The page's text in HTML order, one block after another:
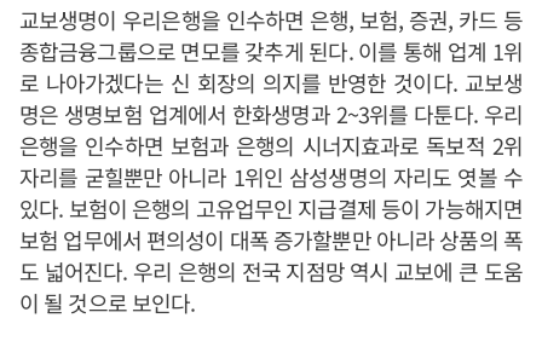
교보생명이 우리은행을 인수하면 은행, 보험, 증권, 카드 등
종합금융그룹으로 면모를 갖추게 된다. 이를 통해 업계 1위
로 나아가겠다는 신 회장의 의지를 반영한 것이다. 교보생
명은 생명보험 업계에서 한화생명과 2~3위를 다툰다. 우리
은행을 인수하면 보험과 은행의 시너지효과로 독보적 2위
자리를 굳힐뿐만 아니라 1위인 삼성생명의 자리도 엿볼 수
있다. 보험이 은행의 고유업무인 지급결제 등이 가능해지면
보험 업무에서 편의성이 대폭 증가할뿐만 아니라 상품의 폭
도 넓어진다. 우리 은행의 전국 지점망 역시 교보에 큰 도움
이 될 것으로 보인다.